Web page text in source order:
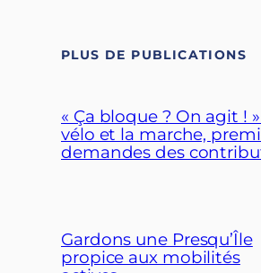
PLUS DE PUBLICATIONS
« Ça bloque ? On agit !
vélo et la marche,
demandes des
Gardons une Presqu’Île
propice aux mobilités